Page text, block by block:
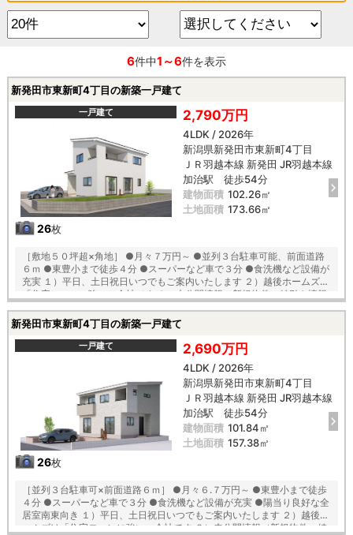
6件中1～6件を表示
新発田市東新町4丁目の新築一戸建て
一戸建て
26枚
2,790万円
4LDK / 2026年
新潟県新発田市東新町4丁目
ＪＲ羽越本線 新発田 JR羽越本線
加治駅 徒歩54分
建物面積 102.26㎡
土地面積 173.66㎡
［敷地５０坪超×角地］ ●月々７万円～ ●並列３台駐車可能、前面道路
６ｍ ●東豊小まで徒歩４分 ●スーパーなど車で３分 ●食洗機など設備が
充実 １）平日、土日祝日いつでもご案内いたします ２）越後ホームズは
「住宅ローンに強い」会社です ３）未公開情報（新規物件、値引き情報
浄機能付きの外壁サイディング ■「ベタ基礎」「地盤改良工事」実施！
■安心の建物１０年保証（最大３５年まで延長可） ■家事の軽減、節水
できてエコな食器洗浄乾燥機が標準装備 ■浴室乾燥機で天候に左右され
ずお洗濯が可能 ■朝の身支度に便利な２階洗面化粧台！ ■鍵を取り出さ
なくても開け閉めできる玄関の電池錠 【教育】 東豊小学校 徒歩４分
本丸中学校 徒歩２５分
新発田市東新町4丁目の新築一戸建て
一戸建て
26枚
2,690万円
4LDK / 2026年
新潟県新発田市東新町4丁目
ＪＲ羽越本線 新発田 JR羽越本線
加治駅 徒歩54分
建物面積 101.84㎡
土地面積 157.38㎡
［並列３台駐車可×前面道路６ｍ］ ●月々６.７万円～ ●東豊小まで徒歩
４分 ●スーパーなど車で３分 ●食洗機など設備が充実 ●陽当り良好な全
居室南東向き １）平日、土日祝日いつでもご案内いたします ２）越後ホ
ームズは「住宅ローンに強い」会社です ３）未公開情報（新規物件、値